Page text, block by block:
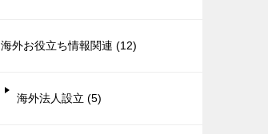
海外お役立ち情報関連 (12)
海外法人設立 (5)